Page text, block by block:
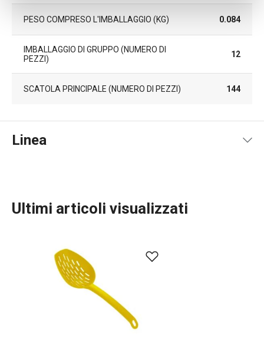
PESO COMPRESO L'IMBALLAGGIO (KG) 0.084
IMBALLAGGIO DI GRUPPO (NUMERO DI
PEZZI)
12
SCATOLA PRINCIPALE (NUMERO DI PEZZI) 144
Linea
Preparazione degli alimenti
Ultimi articoli visualizzati